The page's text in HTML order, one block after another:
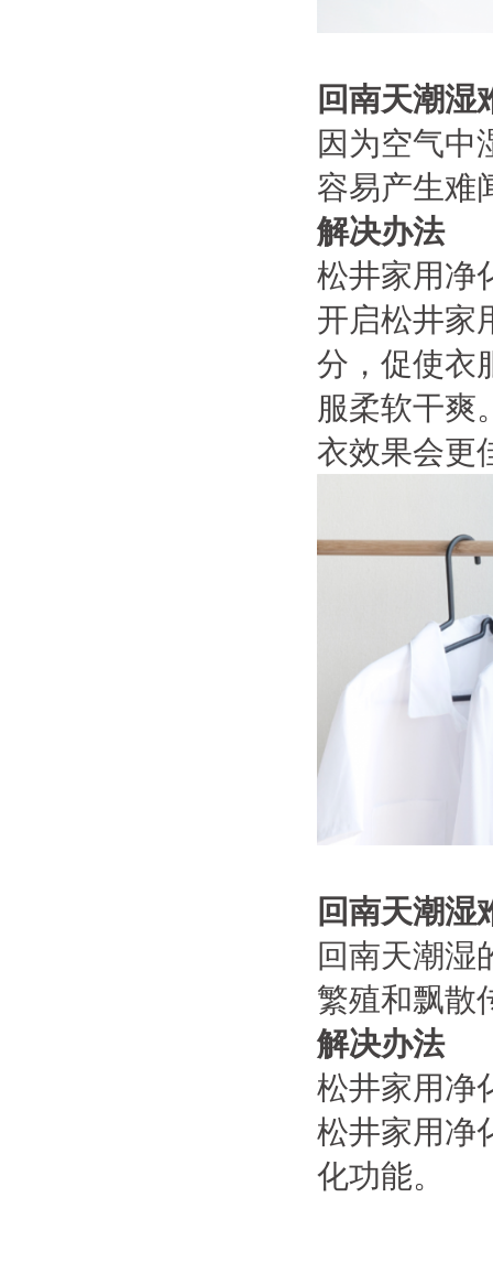
回南天潮湿
因为空气中
容易产生难
解决办法
松井家用
开启松井家
分，促使衣
服柔软干爽
衣效果会更
回南天潮湿
回南天潮湿
繁殖和飘散
解决办法
松井家用
松井家用净
化功能。